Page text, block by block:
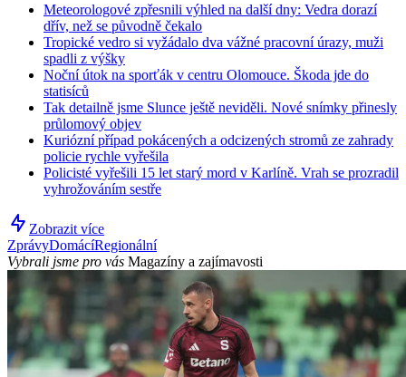
Meteorologové zpřesnili výhled na další dny: Vedra dorazí
dřív, než se původně čekalo
Tropické vedro si vyžádalo dva vážné pracovní úrazy, muži
spadli z výšky
Noční útok na sporťák v centru Olomouce. Škoda jde do
statisíců
Tak detailně jsme Slunce ještě neviděli. Nové snímky přinesly
průlomový objev
Kuriózní případ pokácených a odcizených stromů ze zahrady
policie rychle vyřešila
Policisté vyřešili 15 let starý mord v Karlíně. Vrah se prozradil
vyhrožováním sestře
Zobrazit více
ZprávyDomácíRegionální
Vybrali jsme pro vás Magazíny a zajímavosti